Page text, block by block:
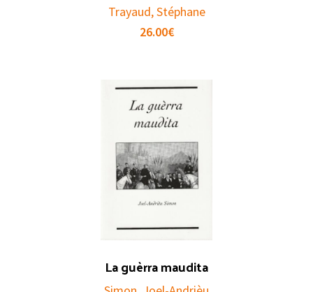
Trayaud, Stéphane
26.00€
La guèrra maudita